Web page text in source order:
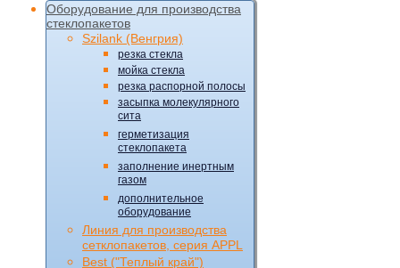
Оборудование для производства
стеклопакетов
Szilank (Венгрия)
резка стекла
мойка стекла
резка распорной полосы
засыпка молекулярного
сита
герметизация
стеклопакета
заполнение инертным
газом
дополнительное
оборудование
Линия для производства
сетклопакетов, серия APPL
Best ("Теплый край")